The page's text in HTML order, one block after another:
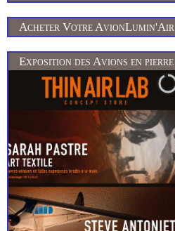
Acheter Votre AvionLumin'Air
Exposition des Avions en pierre